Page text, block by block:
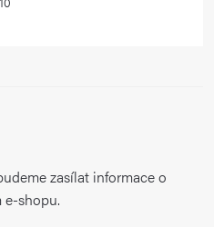
zasílat informace o
e-shopu.